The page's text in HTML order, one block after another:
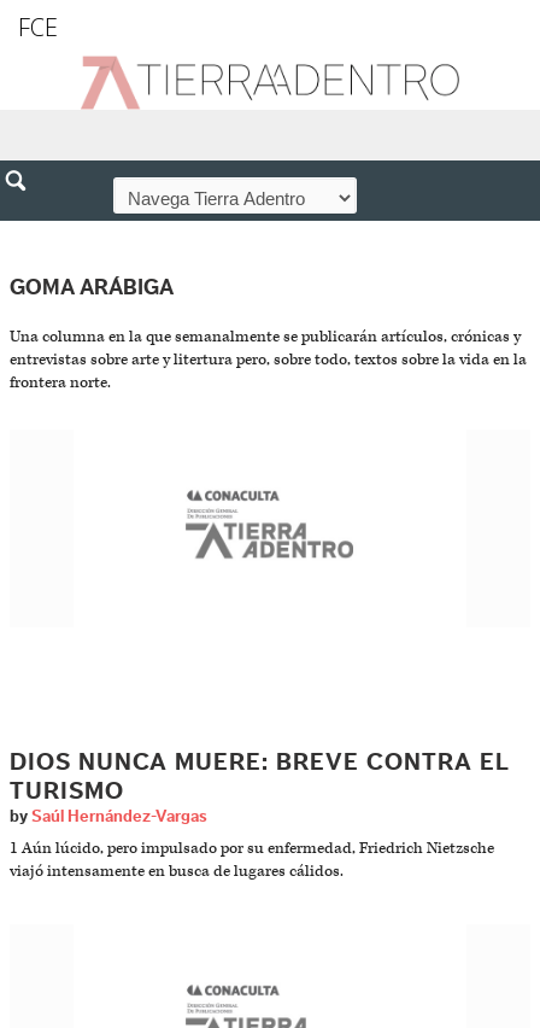
FCE
GOMA ARÁBIGA
Una columna en la que semanalmente se publicarán artículos, crónicas y
entrevistas sobre arte y litertura pero, sobre todo, textos sobre la vida en la
frontera norte.
DIOS NUNCA MUERE: BREVE CONTRA EL
TURISMO
by Saúl Hernández-Vargas
1 Aún lúcido, pero impulsado por su enfermedad, Friedrich Nietzsche
viajó intensamente en busca de lugares cálidos.